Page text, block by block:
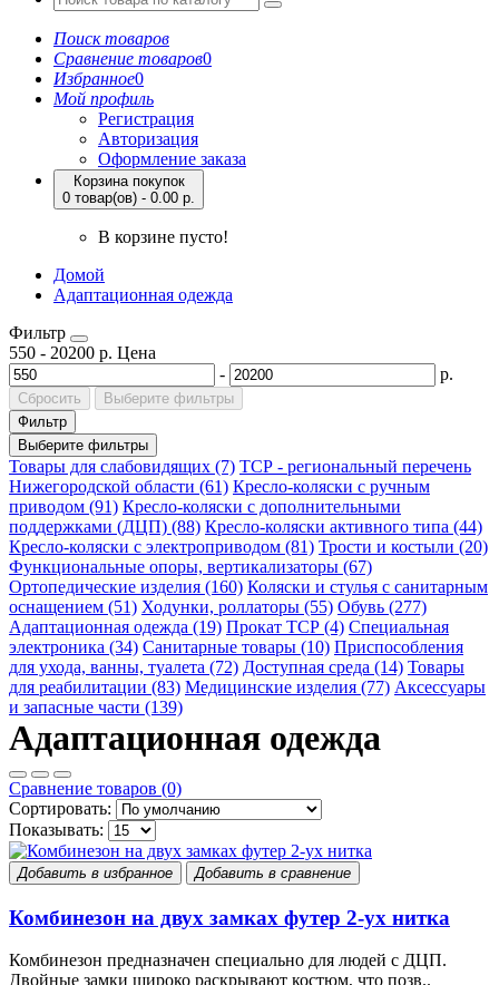
Поиск товаров
Сравнение товаров0
Избранное0
Мой профиль
Регистрация
Авторизация
Оформление заказа
Корзина покупок
0 товар(ов) - 0.00 р.
В корзине пусто!
Домой
Адаптационная одежда
Фильтр
550 - 20200 р. Цена
-
р.
Сбросить
Выберите фильтры
Фильтр
Выберите фильтры
Товары для слабовидящих (7) ТСР - региональный перечень
Нижегородской области (61) Кресло-коляски с ручным
приводом (91) Кресло-коляски с дополнительными
поддержками (ДЦП) (88) Кресло-коляски активного типа (44)
Кресло-коляски с электроприводом (81) Трости и костыли (20)
Функциональные опоры, вертикализаторы (67)
Ортопедические изделия (160) Коляски и стулья с санитарным
оснащением (51) Ходунки, роллаторы (55) Обувь (277)
Адаптационная одежда (19) Прокат ТСР (4) Специальная
электроника (34) Санитарные товары (10) Приспособления
для ухода, ванны, туалета (72) Доступная среда (14) Товары
для реабилитации (83) Медицинские изделия (77) Аксессуары
и запасные части (139)
Адаптационная одежда
Сравнение товаров (0)
Сортировать:
Показывать:
Добавить в избранное Добавить в сравнение
Комбинезон на двух замках футер 2-ух нитка
Комбинезон предназначен специально для людей с ДЦП.
Двойные замки широко раскрывают костюм, что позв..